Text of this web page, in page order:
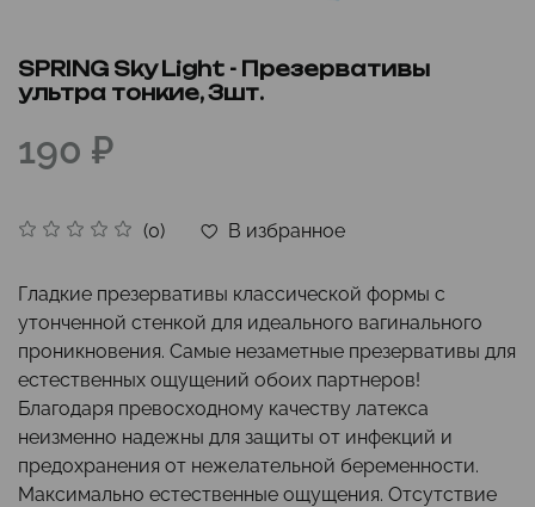
SPRING Sky Light - Презервативы
ультра тонкие, 3шт.
(0) В избранное
190 ₽
Гладкие презервативы классической формы с
утонченной стенкой для идеального вагинального
проникновения. Самые незаметные презервативы для
естественных ощущений обоих партнеров!
Благодаря превосходному качеству латекса
неизменно надежны для защиты от инфекций и
предохранения от нежелательной беременности.
Максимально естественные ощущения. Отсутствие